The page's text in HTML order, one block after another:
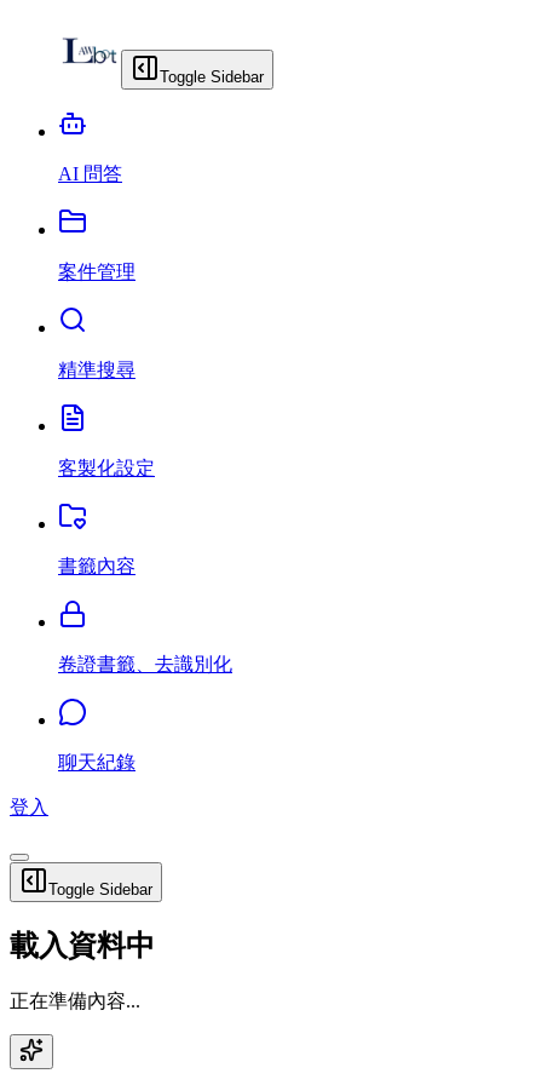
Toggle Sidebar
AI 問答
案件管理
精準搜尋
客製化設定
書籤內容
卷證書籤、去識別化
聊天紀錄
登入
Toggle Sidebar
載入資料中
正在準備內容...